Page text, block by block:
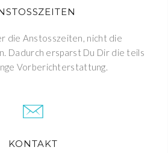
die Anstosszeiten, nicht die
Dadurch ersparst Du Dir die teils
Vorberichterstattung.
KONTAKT